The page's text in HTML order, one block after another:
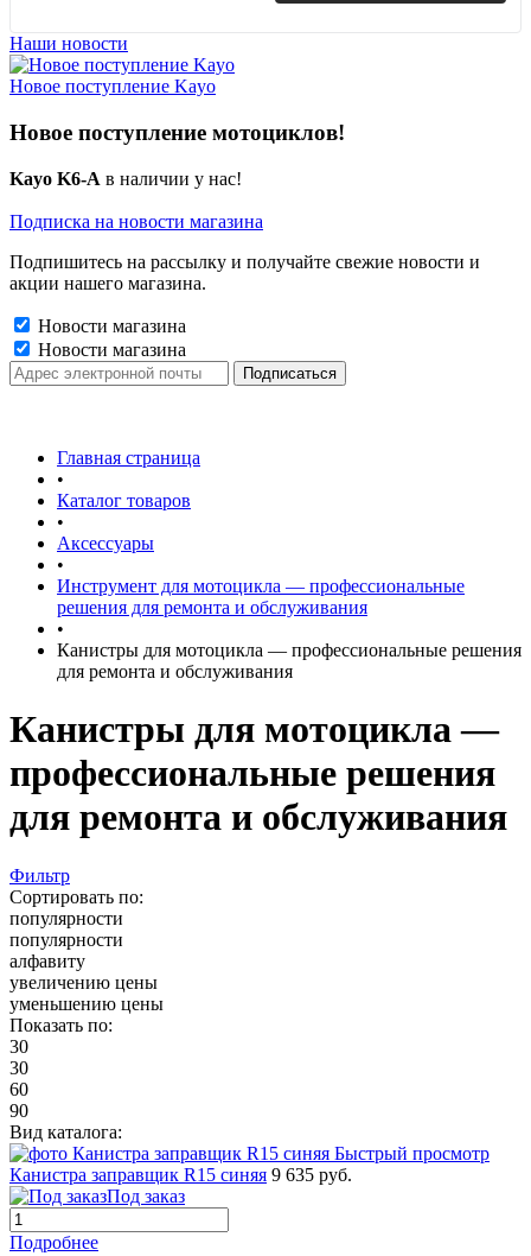
Наши новости
Новое поступление Kayo
Новое поступление мотоциклов!
Kayo K6-A в наличии у нас!
Подписка на новости магазина
Подпишитесь на рассылку и получайте свежие новости и
акции нашего магазина.
Новости магазина
Новости магазина
Главная страница
•
Каталог товаров
•
Аксессуары
•
Инструмент для мотоцикла — профессиональные
решения для ремонта и обслуживания
•
Канистры для мотоцикла — профессиональные решения
для ремонта и обслуживания
Канистры для мотоцикла —
профессиональные решения
для ремонта и обслуживания
Фильтр
Сортировать по:
популярности
популярности
алфавиту
увеличению цены
уменьшению цены
Показать по:
30
30
60
90
Вид каталога:
Быстрый просмотр
Канистра заправщик R15 синяя 9 635 руб.
Под заказ
Подробнее